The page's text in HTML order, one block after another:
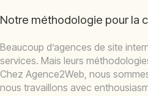
Notre méthodologie pour la
Beaucoup d’agences de site
services. Mais leurs
Chez Agence2Web, nous
nous travaillons avec